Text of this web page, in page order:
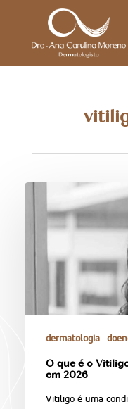
dermatologia
O que é o
em 2026
Vitiligo é uma